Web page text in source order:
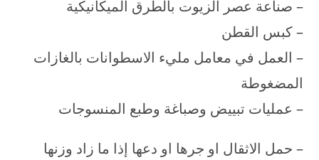
– صناعة عصر الزيوت بالطرق الميكانيكية
– كبس القطن
– العمل في معامل مليء الاسطوانات بالغازات
المضغوطة
– عمليات تبييض وصباغة وطبع المنسوجات
– حمل الاثقال او جرها او دعها إذا ما زاد وزنها